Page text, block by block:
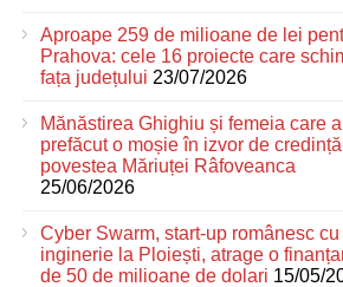
Aproape 259 de milioane de lei
Prahova: cele 16 proiecte care
fața județului 23/07/2026
Mănăstirea Ghighiu și femeia care a
prefăcut o moșie în izvor de
povestea Măriuței Râfoveanca
25/06/2026
Cyber Swarm, start-up românesc cu
inginerie la Ploiești, atrage o
de 50 de milioane de dolari 15/05/